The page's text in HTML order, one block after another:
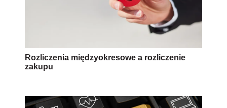
Rozliczenia międzyokresowe a rozliczenie
zakupu